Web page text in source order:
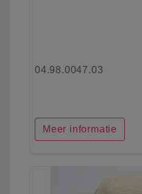
04.98.0047.03
Meer informatie